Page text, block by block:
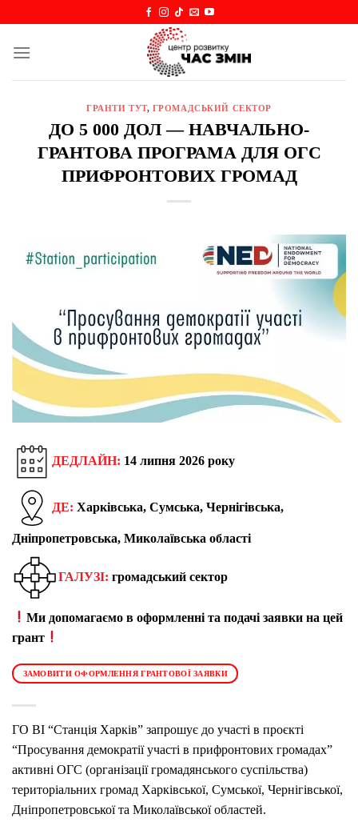
content
ГРАНТИ ТУТ, ГРОМАДСЬКИЙ СЕКТОР
ДО 5 000 ДОЛ — НАВЧАЛЬНО-
ГРАНТОВА ПРОГРАМА ДЛЯ ОГС
ПРИФРОНТОВИХ ГРОМАД
ДЕДЛАЙН: 14 липня 2026 року
ДЕ: Харківська, Сумська, Чернігівська,
Дніпропетровська, Миколаївська області
ГАЛУЗІ: громадський сектор
Ми допомагаємо в оформленні та подачі заявки на цей
грант
ЗАМОВИТИ ОФОРМЛЕННЯ ГРАНТОВОЇ ЗАЯВКИ
ГО ВІ “Станція Харків” запрошує до участі в проєкті
“Просування демократії участі в прифронтових громадах”
активні ОГС (організації громадянського суспільства)
територіальних громад Харківської, Сумської, Чернігівської,
Дніпропетровської та Миколаївської областей.